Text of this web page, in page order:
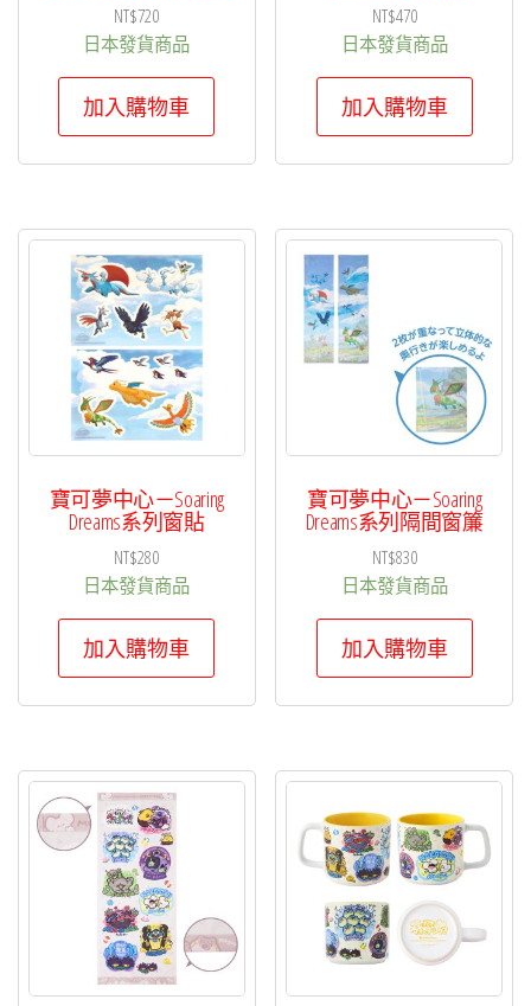
NT$720
日本發貨商品
加入購物車
NT$470
日本發貨商品
加入購物車
寶可夢中心－Soaring
Dreams系列窗貼
NT$280
日本發貨商品
加入購物車
寶可夢中心－Soaring
Dreams系列隔間窗簾
NT$830
日本發貨商品
加入購物車